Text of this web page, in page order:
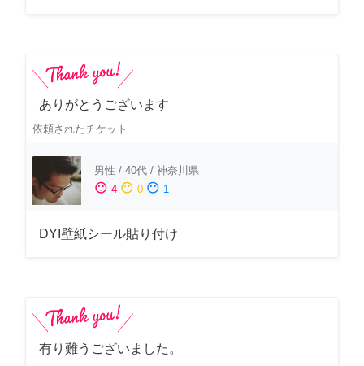
ありがとうございます
依頼されたチケット
男性 / 40代 / 神奈川県
sentiment_satisfied 4 sentiment_neutral 0 sentiment_dissatisfied 1
DYI壁紙シール貼り付け
有り難うございました。